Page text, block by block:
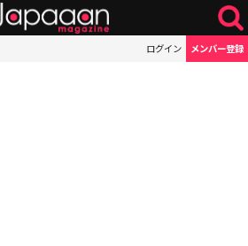
ログイン メンバー登録